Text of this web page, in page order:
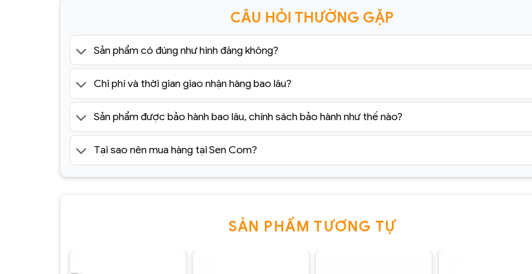
CÂU HỎI THƯỜNG GẶP
Sản phẩm có đúng như hình đăng không?
Chi phí và thời gian giao nhận hàng bao lâu?
Sản phẩm được bảo hành bao lâu, chính sách bảo hành như thế nào?
Tại sao nên mua hàng tại Sen Com?
SẢN PHẨM TƯƠNG TỰ